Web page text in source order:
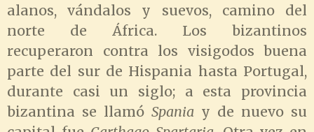
alanos, vándalos y suevos, camino del
norte de África. Los bizantinos
recuperaron contra los visigodos buena
parte del sur de Hispania hasta Portugal,
durante casi un siglo; a esta provincia
bizantina se llamó Spania y de nuevo su